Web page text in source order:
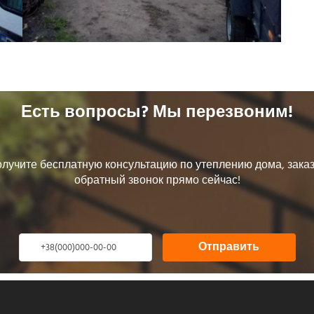
Есть вопросы? Мы перезвоним!
бесплатную консультацию по утеплению дома,
обратный звонок прямо сейчас!
Отправить